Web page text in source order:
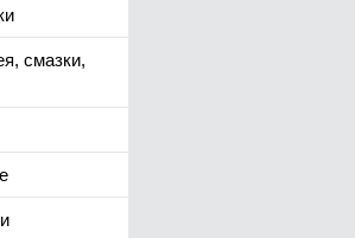
смазки,